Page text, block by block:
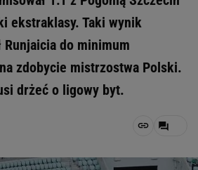
ekstraklasy. Taki wynik
Runjaicia do minimum
zdobycie mistrzostwa Polski.
drżeć o ligowy byt.